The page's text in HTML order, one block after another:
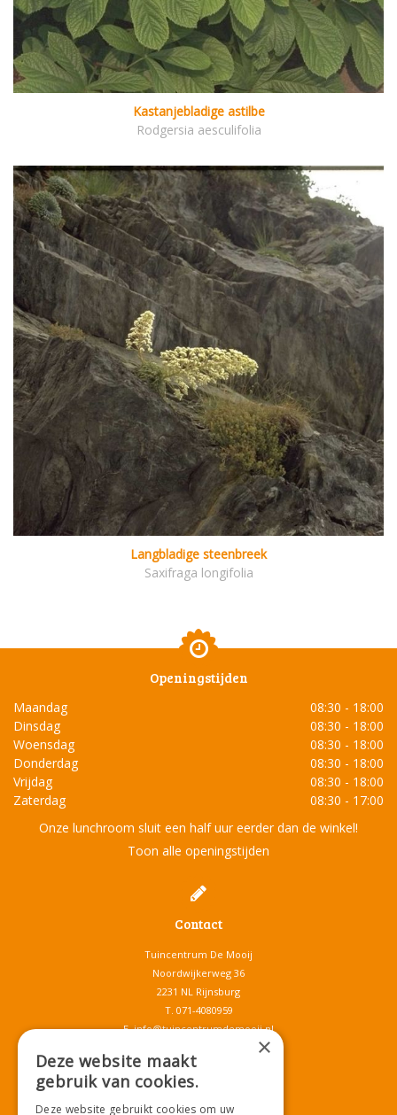
Kastanjebladige astilbe
Rodgersia aesculifolia
Langbladige steenbreek
Saxifraga longifolia
Openingstijden
Maandag
08:30 - 18:00
Dinsdag
08:30 - 18:00
Woensdag
08:30 - 18:00
Donderdag
08:30 - 18:00
Vrijdag
08:30 - 18:00
Zaterdag
08:30 - 17:00
Onze lunchroom sluit een half uur eerder dan de winkel!
Toon alle openingstijden
Contact
Tuincentrum De Mooij
Noordwijkerweg 36
2231 NL Rijnsburg
T. 071-4080959
E.info@tuincentrumdemooij.nl
Download onze App!
×
Deze website maakt
gebruik van cookies.
Deze website gebruikt cookies om uw